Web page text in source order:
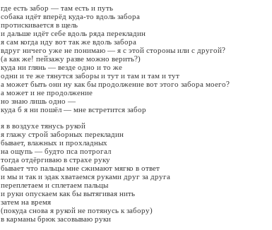
где есть забор — там есть и путь
собака идёт вперёд куда-то вдоль забора
протискивается в щель
и дальше идёт себе вдоль ряда перекладин
я сам когда иду вот так же вдоль забора
вдруг ничего уже не понимаю — я с этой стороны или с другой?
(а как же! пейзажу разве можно верить?)
куда ни глянь — везде одно и то же
одни и те же тянутся заборы и тут и там и там и тут
а может быть они ну как бы продолжение вот этого забора моего?
а может и не продолжение
но знаю лишь одно —
куда б я ни пошёл — мне встретится забор
я в воздухе тянусь рукой
я глажу строй заборных перекладин
бывает, влажных и прохладных
на ощупь — будто пса потрогал
тогда отдёргиваю в страхе руку
бывает что пальцы мне сжимают мягко в ответ
и мы и так и эдак хватаемся руками друг за друга
переплетаем и сплетаем пальцы
и руки опускаем как бы вытягивая нить
затем на время
(покуда снова я рукой не потянусь к забору)
в карманы брюк засовываю руки